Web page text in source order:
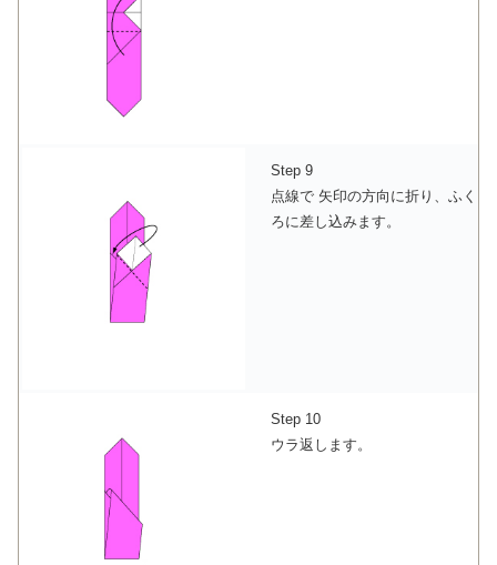
Step 9
点線で 矢印の方向に折り、ふく
ろに差し込みます。
Step 10
ウラ返します。